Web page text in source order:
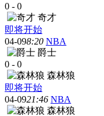
0 - 0
奇才
即将开始
04-098:20 NBA
爵士
0 - 0
森林狼
即将开始
04-0921:46 NBA
森林狼